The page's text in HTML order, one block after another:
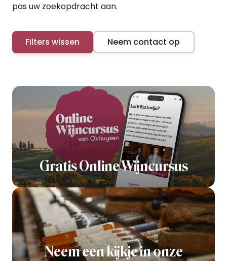
pas uw zoekopdracht aan.
Filters wissen Neem contact op
Gratis Online Wijncursus
Neem een kijkje in onze